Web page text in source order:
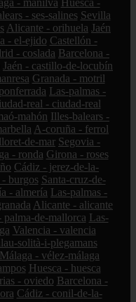
- manilva Huesca -
- ses-salines Sevilla
Alicante - orihuela Jaén
- el-ejido Castellón -
- coslada Barcelona -
Jaén - castillo-de-locubín
Granada - motril
Las-palmas -
real - ciudad-real
mahón Illes-balears -
A-coruña - ferrol
de-mar Segovia -
- ronda Girona - roses
Cádiz - jerez-de-la-
burgos Santa-cruz-de-
- almería Las-palmas -
Alicante - alicante
palma-de-mallorca Las-
Valencia - valencia
solità-i-plegamans
Málaga - vélez-málaga
Huesca - huesca
- oviedo Barcelona -
Cádiz - conil-de-la-